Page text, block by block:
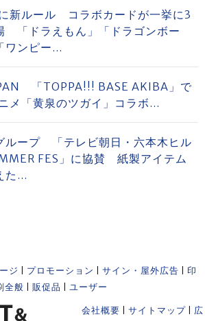
新ルール コラボカードが一挙に3
「ドラえもん」「ドラゴンボー
ワンピー...
「TOPPA!!! BASE AKIBA」で
メ「黄泉のツガイ」コラボ...
ループ 「テレビ朝日・六本木ヒル
FES」に協賛 紙製アイテム
た...
ジ プロモーション サイン・屋外広告
印
全般
販促品 ユーザー
会社概要 サイトマップ 広